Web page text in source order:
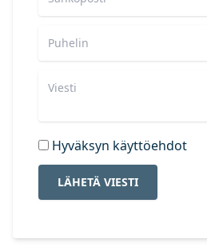
Hyväksyn käyttöehdot
LÄHETÄ VIESTI